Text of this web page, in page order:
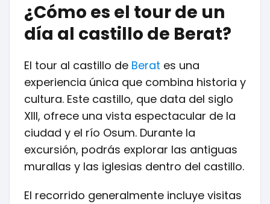
¿Cómo es el tour de un
día al castillo de Berat?
El tour al castillo de Berat es una
experiencia única que combina historia y
cultura. Este castillo, que data del siglo
XIII, ofrece una vista espectacular de la
ciudad y el río Osum. Durante la
excursión, podrás explorar las antiguas
murallas y las iglesias dentro del castillo.
El recorrido generalmente incluye visitas